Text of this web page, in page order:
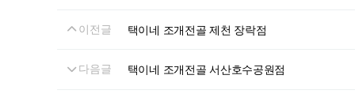
이전글 택이네 조개전골 제천 장락점
다음글 택이네 조개전골 서산호수공원점